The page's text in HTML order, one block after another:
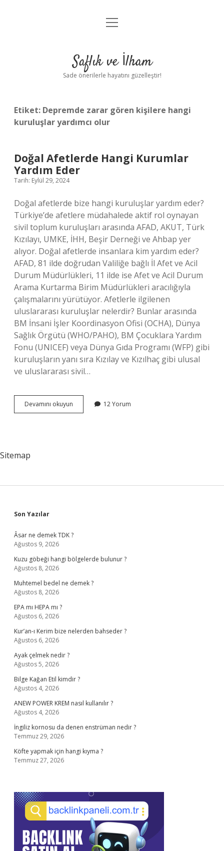
Anasayfa
Yasal Uyarı
menüyü
Saflık ve İlham
Sade önerilerle hayatını güzelleştir!
Etiket: Depremde zarar gören kişilere hangi
kuruluşlar yardımcı olur
Doğal Afetlerde Hangi Kurumlar
Yardım Eder
Tarih: Eylül 29, 2024
Doğal afetlerde bize hangi kuruluşlar yardım eder?
Türkiye’de afetlere müdahalede aktif rol oynayan
sivil toplum kuruluşları arasında AFAD, AKUT, Türk
Kızılayı, UMKE, İHH, Beşir Derneği ve Ahbap yer
alıyor. Doğal afetlerde insanlara kim yardım eder?
AFAD, 81 ilde doğrudan Valiliğe bağlı İl Afet ve Acil
Durum Müdürlükleri, 11 ilde ise Afet ve Acil Durum
Arama Kurtarma Birim Müdürlükleri aracılığıyla
çalışmalarını yürütüyor. Afetlerle ilgilenen
uluslararası kuruluşlar nelerdir? Bunlar arasında
BM İnsani İşler Koordinasyon Ofisi (OCHA), Dünya
Sağlık Örgütü (WHO/PAHO), BM Çocuklara Yardım
Fonu (UNICEF) veya Dünya Gıda Programı (WFP) gibi
kuruluşların yanı sıra Kızılay ve Kızılhaç gibi ulusal
ve uluslararası sivil…
Devamını okuyun
Afetlerde
12 Yorum
Sitemap
Sidebar
Son Yazılar
Âsar ne demek TDK ?
Ağustos 9, 2026
Kuzu göbeği hangi bölgelerde bulunur ?
Ağustos 8, 2026
Muhtemel bedel ne demek ?
Ağustos 8, 2026
EPA mı HEPA mı ?
Ağustos 6, 2026
Kur’an-ı Kerim bize nelerden bahseder ?
Ağustos 6, 2026
Ayak çelmek nedir ?
Ağustos 5, 2026
Bilge Kağan Etil kimdir ?
Ağustos 4, 2026
ANEW POWER KREM nasıl kullanılır ?
Ağustos 4, 2026
İngiliz kornosu da denen enstrüman nedir ?
Temmuz 29, 2026
Köfte yapmak için hangi kıyma ?
Temmuz 27, 2026